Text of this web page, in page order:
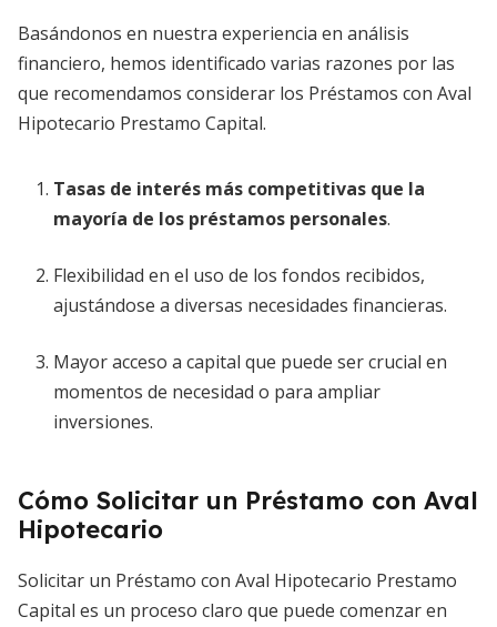
Basándonos en nuestra experiencia en análisis
financiero, hemos identificado varias razones por las
que recomendamos considerar los Préstamos con Aval
Hipotecario Prestamo Capital.
Tasas de interés más competitivas que la
mayoría de los préstamos personales.
Flexibilidad en el uso de los fondos recibidos,
ajustándose a diversas necesidades financieras.
Mayor acceso a capital que puede ser crucial en
momentos de necesidad o para ampliar
inversiones.
Cómo Solicitar un Préstamo con Aval
Hipotecario
Solicitar un Préstamo con Aval Hipotecario Prestamo
Capital es un proceso claro que puede comenzar en